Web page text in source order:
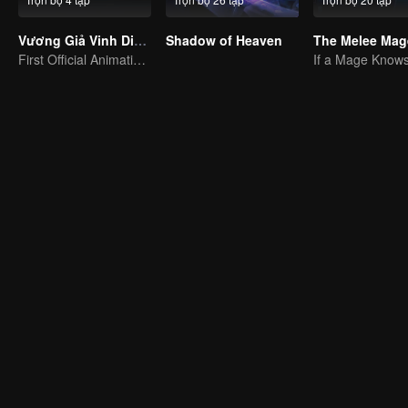
Vương Giả Vinh Diệu - Vinh Diệu Chi Chương: Thành Toái Nguyệt
First Official Animation of Honor of Kings
Shadow of Heaven
The Melee